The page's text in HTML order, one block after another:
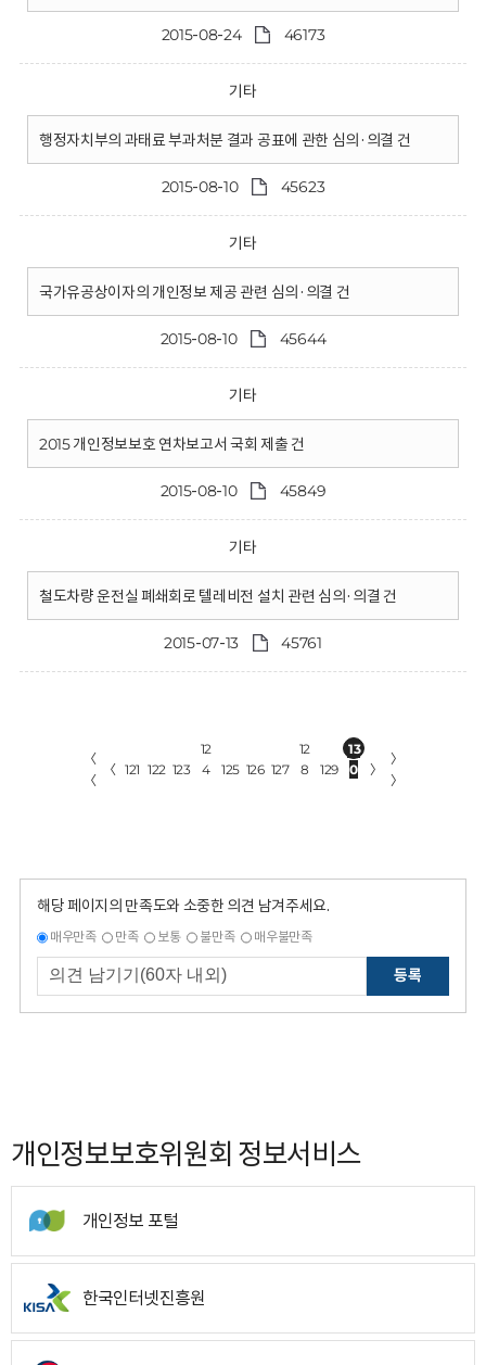
2015-08-24 46173
기타
행정자치부의 과태료 부과처분 결과 공표에 관한 심의·의결 건
2015-08-10 45623
기타
국가유공상이자의 개인정보 제공 관련 심의·의결 건
2015-08-10 45644
기타
2015 개인정보보호 연차보고서 국회 제출 건
2015-08-10 45849
기타
철도차량 운전실 폐쇄회로 텔레비전 설치 관련 심의·의결 건
2015-07-13 45761
〈
〈
〈 121 122 123
12
4
125 126 127
12
8
129
13
0
〉
〉
〉
해당 페이지의 만족도와 소중한 의견 남겨주세요.
매우만족 만족 보통 불만족 매우불만족
등록
개인정보보호위원회 정보서비스
개인정보 포털
한국인터넷진흥원